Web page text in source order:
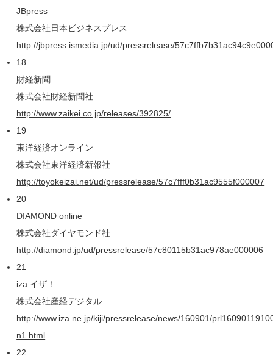
JBpress
株式会社日本ビジネスプレス
http://jbpress.ismedia.jp/ud/pressrelease/
18
財経新聞
株式会社財経新聞社
http://www.zaikei.co.jp/releases/392825/
19
東洋経済オンライン
株式会社東洋経済新報社
http://toyokeizai.net/ud/pressrelease/57c7fff0b31ac9555f000007
20
DIAMOND online
株式会社ダイヤモンド社
http://diamond.jp/ud/pressrelease/57c80115b31ac978ae000006
21
iza:イザ！
株式会社産経デジタル
http://www.iza.ne.jp/kiji/pressrelease/news/160901/
n1.html
22